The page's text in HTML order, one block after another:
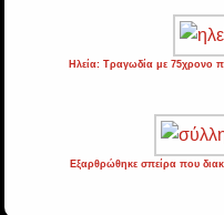
Ηλεία: Τραγωδία με 75χρονο
Εξαρθρώθηκε σπείρα που